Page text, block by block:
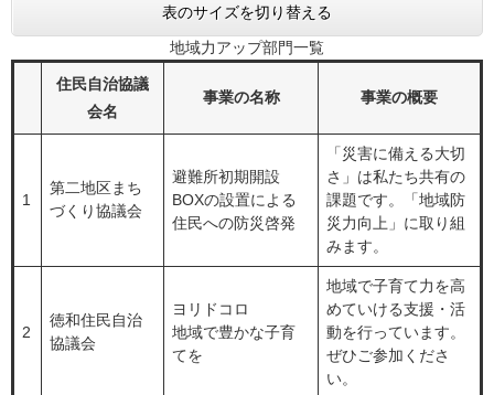
表のサイズを切り替える
地域力アップ部門一覧
住民自治協議
会名
事業の名称 事業の概要
1
第二地区まち
づくり協議会
避難所初期開設
BOXの設置による
住民への防災啓発
「災害に備える大切
さ」は私たち共有の
課題です。「地域防
災力向上」に取り組
みます。
2
徳和住民自治
協議会
ヨリドコロ
地域で豊かな子育
てを
地域で子育て力を高
めていける支援・活
動を行っています。
ぜひご参加くださ
い。